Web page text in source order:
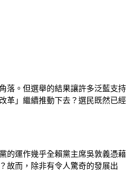
落。但選舉的結果讓許多泛藍支持
革」繼續推動下去？選民既然已經
的運作幾乎全賴黨主席吳敦義憑藉
故而，除非有令人驚奇的發展出